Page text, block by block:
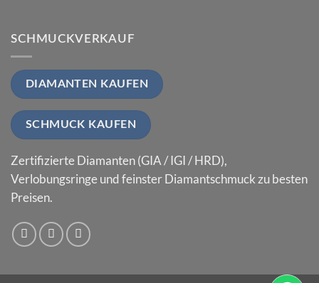
SCHMUCKVERKAUF
DIAMANTEN KAUFEN
SCHMUCK KAUFEN
Zertifizierte Diamanten (GIA / IGI / HRD),
Verlobungsringe und feinster Diamantschmuck zu besten
Preisen.